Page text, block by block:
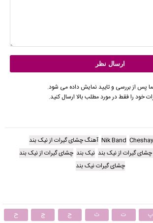
پس از بررسی و تایید نمایش داده می شود.
خود را فقط در مورد مطلب بالا ارسال کنید.
Nik Band آهنگ چشای گیرات از نیک بند
گیرات از نیک بند نیک بند چشای گیرات از نیک بند
چشای گیرات نیک بند
پ ت ث ج چ
ح